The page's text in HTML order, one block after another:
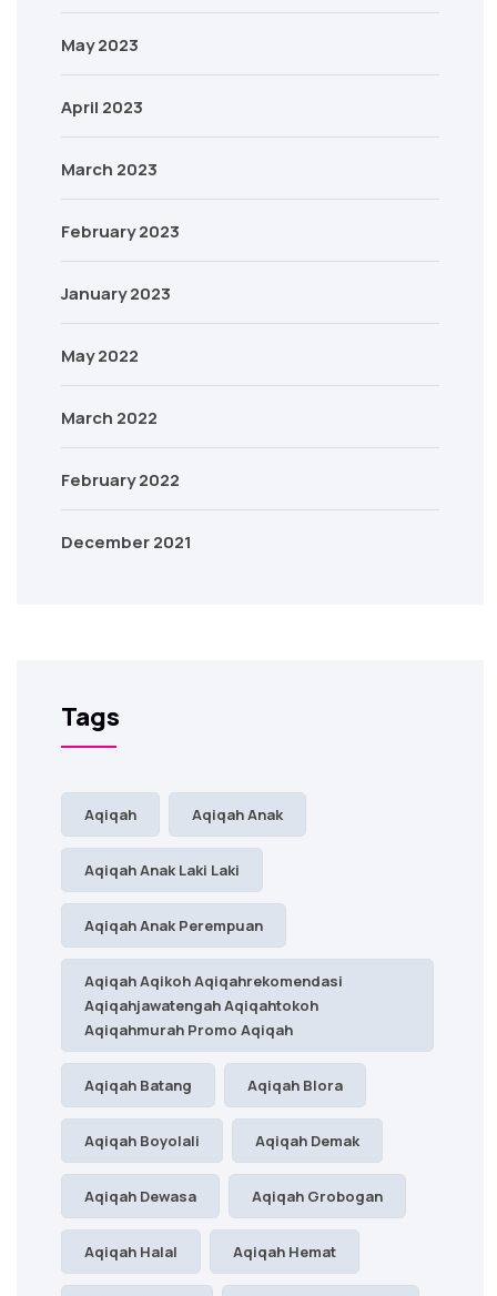
May 2023
April 2023
March 2023
February 2023
January 2023
May 2022
March 2022
February 2022
December 2021
Tags
Aqiqah Aqiqah Anak
Aqiqah Anak Laki Laki
Aqiqah Anak Perempuan
Aqiqah Aqikoh Aqiqahrekomendasi
Aqiqahjawatengah Aqiqahtokoh
Aqiqahmurah Promo Aqiqah
Aqiqah Batang Aqiqah Blora
Aqiqah Boyolali Aqiqah Demak
Aqiqah Dewasa Aqiqah Grobogan
Aqiqah Halal Aqiqah Hemat